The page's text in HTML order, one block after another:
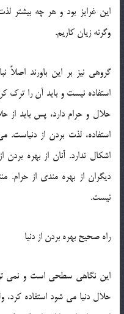
این غرایز بود و هر چه بیشتر لذت
وگرنه زیان کاریم.
گروهی نیز بر این باورند اصلاً
استفاده نیست و باید آن را ترك
حلال و حرام دارد، پس باید از
استفاده، لذت بردن از دنیاست.
اشكال ندارد. آنان از بهره
دیگران از بهره مندی از حرام.
نیست.
راه صحیح بهره بردن از دنیا
این نگاهی سطحی است و نمی
حلال دنیا می شود استفاده